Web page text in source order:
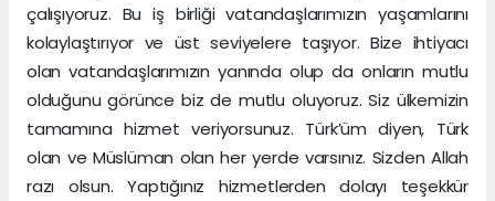
çalışıyoruz. Bu iş birliği vatandaşlarımızın yaşamlarını
kolaylaştırıyor ve üst seviyelere taşıyor. Bize ihtiyacı
olan vatandaşlarımızın yanında olup da onların mutlu
olduğunu görünce biz de mutlu oluyoruz. Siz ülkemizin
tamamına hizmet veriyorsunuz. Türk’üm diyen, Türk
olan ve Müslüman olan her yerde varsınız. Sizden Allah
razı olsun. Yaptığınız hizmetlerden dolayı teşekkür